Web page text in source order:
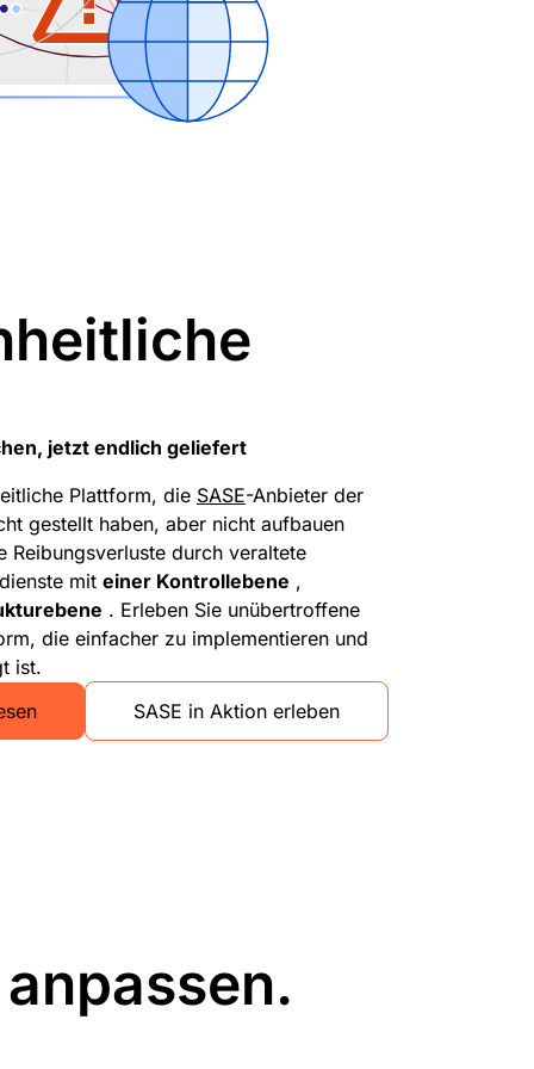
jetzt endlich geliefert
Plattform, die SASE-Anbieter der
gestellt haben, aber nicht aufbauen
Reibungsverluste durch veraltete
mit einer Kontrollebene ,
. Erleben Sie unübertroffene
die einfacher zu implementieren und
ist.
SASE in Aktion erleben